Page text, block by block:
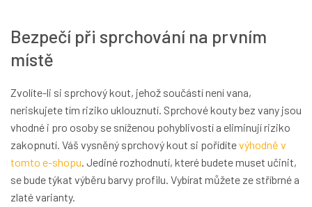
Bezpečí při sprchování na prvním
místě
Zvolíte-li si sprchový kout, jehož součástí není vana,
neriskujete tím riziko uklouznutí. Sprchové kouty bez vany jsou
vhodné i pro osoby se sníženou pohyblivostí a eliminují riziko
zakopnutí. Váš vysněný sprchový kout si pořídítevýhodně v
tomto e-shopu. Jediné rozhodnutí, které budete muset učinit,
se bude týkat výběru barvy profilu. Vybírat můžete ze stříbrné a
zlaté varianty.